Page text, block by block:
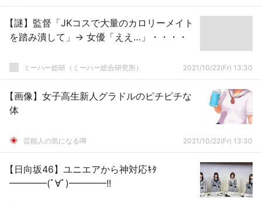
【謎】監督「JKコスで大量のカロリーメイト
を踏み潰して」→ 女優「ええ…」・・・・
ミーハー総研（ミーハー総合研究所） 2021/10/22(Fr) 13:30
【画像】女子高生新人グラドルのピチピチな
体
芸能人の気になる噂 2021/10/22(Fr) 13:30
【日向坂46】ユニエアから神対応ｷﾀ
━━━━(ﾟ∀ﾟ)━━━━!!